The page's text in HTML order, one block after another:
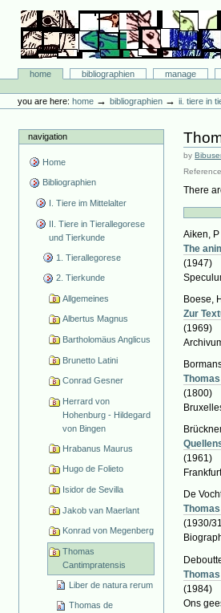
content.
navigation
Bibliographie-Portal
Sectionshome bibliographien manage
tools
you are here: home →bibliographien →ii. tiere in
navigation
Home
Bibliographien
I. Tiere im Mittelalter
II. Tiere in Tierallegorese
und Tierkunde
1. Tierallegorese
2. Tierkunde
Allgemeines
Albertus Magnus
Bartholomäus Anglicus
Brunetto Latini
Conrad Gesner
Herrard von
Hohenburg - Hildegard
von Bingen
Hrabanus Maurus
Hugo de Folieto
Isidor de Sevilla
Jakob van Maerlant
Konrad von Megenberg
Thomas
Cantimpratensis
Liber de natura rerum
Thomas de
by
There
Aiken, P
The
(1947)
Boese, H
Zur
(1969)
(1800)
(1961)
De
(1930/
(1984)
Ons